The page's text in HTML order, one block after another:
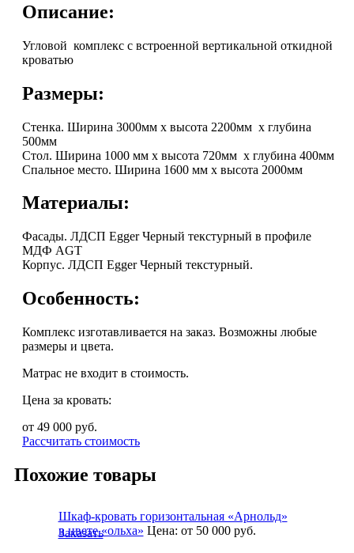
Описание:
Угловой комплекс с встроенной вертикальной откидной
кроватью
Размеры:
Стенка. Ширина 3000мм х высота 2200мм х глубина
500мм
Стол. Ширина 1000 мм х высота 720мм х глубина 400мм
Спальное место. Ширина 1600 мм х высота 2000мм
Материалы:
Фасады. ЛДСП Egger Черный текстурный в профиле
МДФ AGT
Корпус. ЛДСП Egger Черный текстурный.
Особенность:
Комплекс изготавливается на заказ. Возможны любые
размеры и цвета.
Матрас не входит в стоимость.
Цена за кровать:
от 49 000 руб.
Рассчитать стоимость
Похожие товары
Шкаф-кровать горизонтальная «Арнольд»
в цвете «ольха» Цена: от 50 000руб.
Заказать